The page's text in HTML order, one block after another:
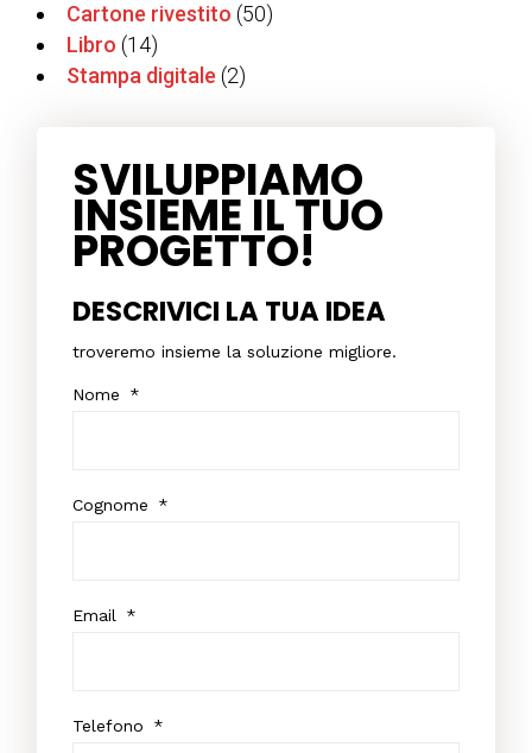
Cartone rivestito (50)
Libro (14)
Stampa digitale (2)
SVILUPPIAMO
INSIEME IL TUO
PROGETTO!
DESCRIVICI LA TUA IDEA
troveremo insieme la soluzione migliore.
Nome *
Cognome *
Email *
Telefono *